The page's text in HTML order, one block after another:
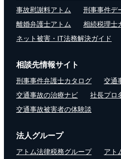
事故慰謝料アトム
刑事事件デ
離婚弁護士アトム
相続税理士
ネット被害・IT法務解決ガイド
相談先情報サイト
刑事事件弁護士カタログ
交通
交通事故の治療ナビ
社長プロ
交通事故被害者の体験談
法人グループ
アトム法律税務グループ
アト